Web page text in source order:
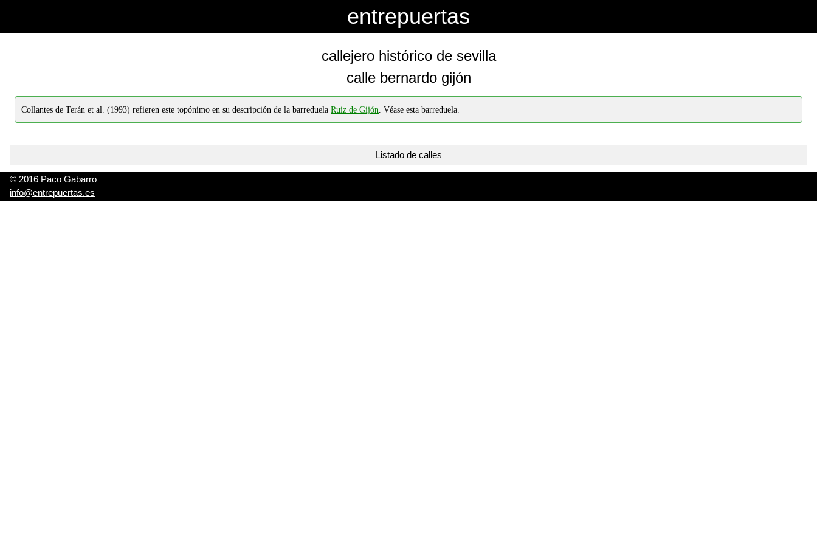
entrepuertas
callejero histórico de sevilla
calle bernardo gijón
Collantes de Terán et al. (1993) refieren este topónimo en su descripción de la barreduela Ruiz de Gijón. Véase esta barreduela.
Listado de calles
© 2016 Paco Gabarro
info@entrepuertas.es